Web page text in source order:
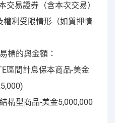
交易證券（含本次交易）
權利受限情形（如質押情
標的與金額：
區間計息保本商品-美金
型商品-美金5,000,000